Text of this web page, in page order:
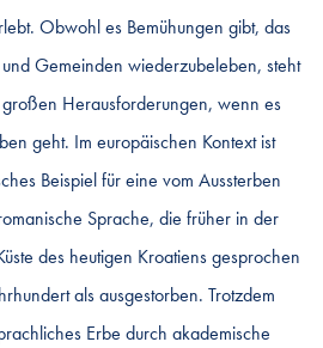
Obwohl es Bemühungen gibt, das
Gemeinden wiederzubeleben, steht
Herausforderungen, wenn es
geht. Im europäischen Kontext ist
Beispiel für eine vom Aussterben
Sprache, die früher in der
des heutigen Kroatiens gesprochen
als ausgestorben. Trotzdem
Erbe durch akademische